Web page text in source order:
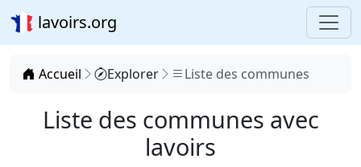
lavoirs.org
Accueil Explorer Liste des communes
Liste des communes avec
lavoirs